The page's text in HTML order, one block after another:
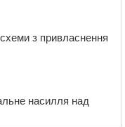
з привласнення
насилля над